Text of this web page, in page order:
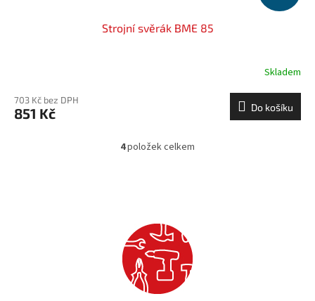
Strojní svěrák BME 85
Skladem
703 Kč bez DPH
851 Kč Do košíku
O
c
í
p
r
v
4položek celkem